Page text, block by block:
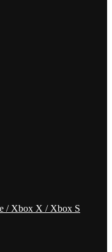
/ Xbox X / Xbox S